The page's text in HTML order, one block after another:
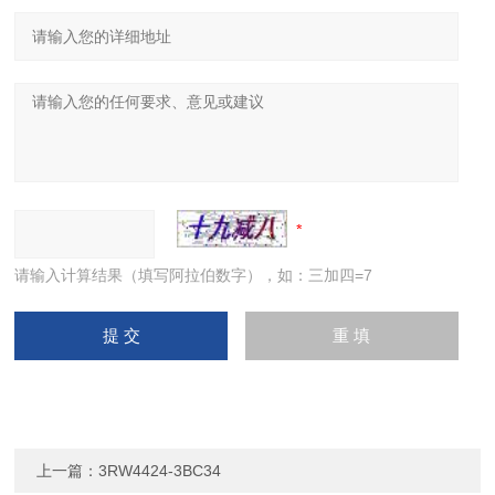
请输入计算结果（填写阿拉伯数字），如：三加四=7
上一篇：3RW4424-3BC34